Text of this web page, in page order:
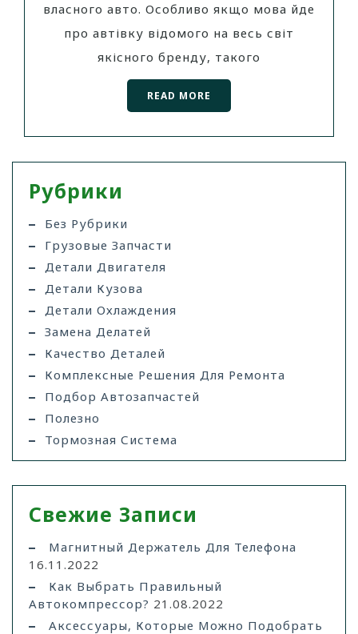
власного авто. Особливо якщо мова йде
про автівку відомого на весь світ
якісного бренду, такого
READ MORE
Рубрики
Без Рубрики
Грузовые Запчасти
Детали Двигателя
Детали Кузова
Детали Охлаждения
Замена Делатей
Качество Деталей
Комплексные Решения Для Ремонта
Подбор Автозапчастей
Полезно
Тормозная Система
Свежие Записи
Магнитный Держатель Для Телефона
16.11.2022
Как Выбрать Правильный
Автокомпрессор? 21.08.2022
Аксессуары, Которые Можно Подобрать